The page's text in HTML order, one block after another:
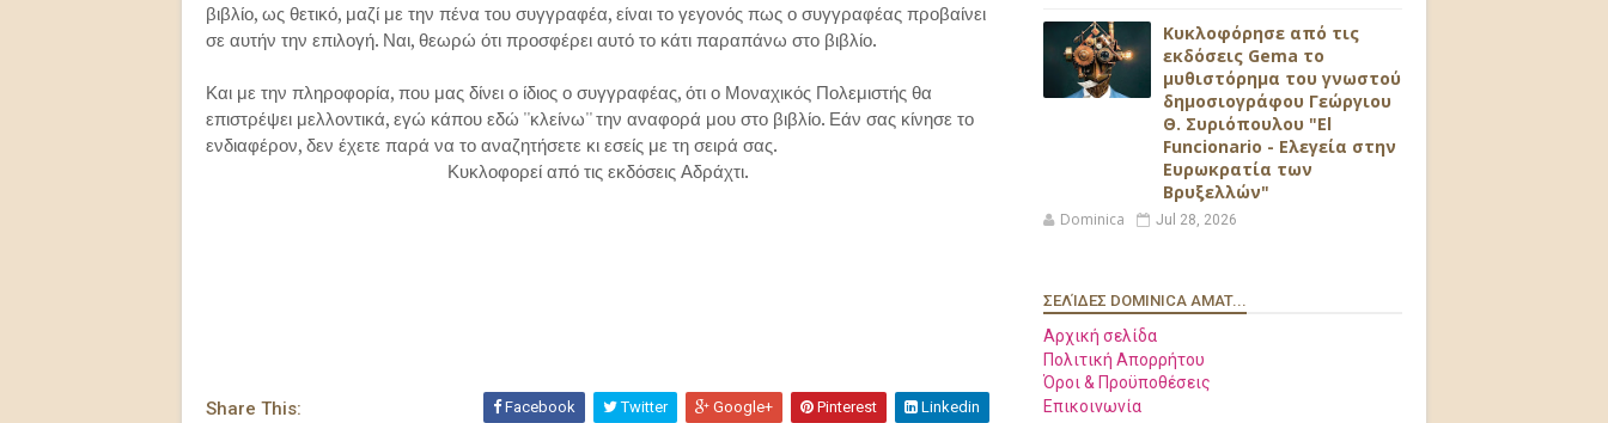
βιβλίο, ως θετικό, μαζί με την πένα του συγγραφέα, είναι το γεγονός πως ο συγγραφέας προβαίνει
σε αυτήν την επιλογή. Ναι, θεωρώ ότι προσφέρει αυτό το κάτι παραπάνω στο βιβλίο.
Και με την πληροφορία, που μας δίνει ο ίδιος ο συγγραφέας, ότι ο Μοναχικός Πολεμιστής θα
επιστρέψει μελλοντικά, εγώ κάπου εδώ ''κλείνω'' την αναφορά μου στο βιβλίο. Εάν σας κίνησε το
ενδιαφέρον, δεν έχετε παρά να το αναζητήσετε κι εσείς με τη σειρά σας.
Κυκλοφορεί από τις εκδόσεις Αδράχτι.
Share This: Facebook Twitter Google+ Pinterest Linkedin
Κυκλοφόρησε από τις
εκδόσεις Gema το
μυθιστόρημα του γνωστού
δημοσιογράφου Γεώργιου
Θ. Συριόπουλου "El
Funcionario - Ελεγεία στην
Ευρωκρατία των
Βρυξελλών"
Dominica Jul 28, 2026
ΣΕΛΊΔΕΣ DOMINICA AMAT...
Αρχική σελίδα
Πολιτική Απορρήτου
Όροι & Προϋποθέσεις
Επικοινωνία